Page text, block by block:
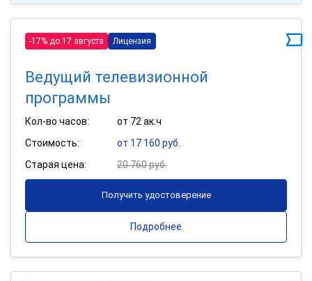
-17% до 17 августа Лицензия
Ведущий телевизионной
программы
Кол-во часов:
от 72 ак.ч
Стоимость:
от 17 160 руб.
Старая цена:
20 760 руб.
Получить удостоверение
Подробнее